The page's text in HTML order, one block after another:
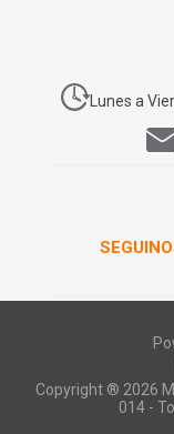
Lunes a
Copyright ® 2026
014 -